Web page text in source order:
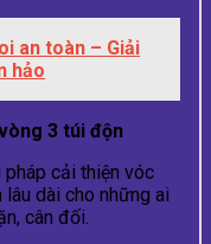
an toàn – Giải
hảo
3 túi độn
cải thiện vóc
lâu dài cho những ai
cân đối.